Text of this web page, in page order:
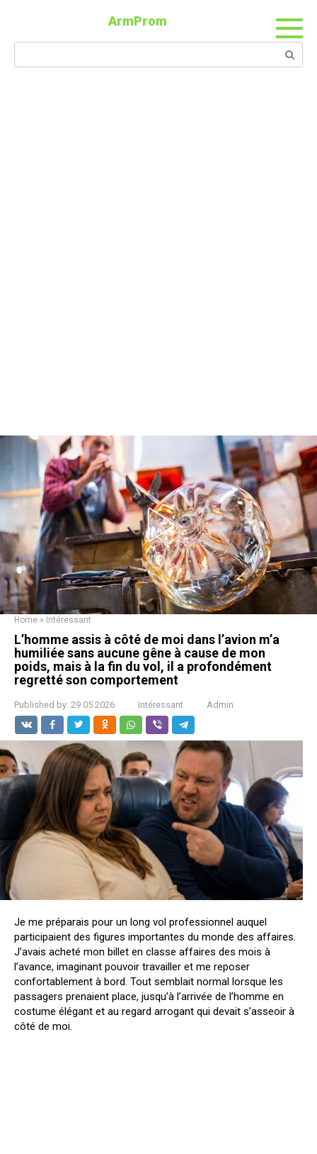
ArmProm
Home » Intéressant
L’homme assis à côté de moi dans l’avion m’a
humiliée sans aucune gêne à cause de mon
poids, mais à la fin du vol, il a profondément
regretté son comportement
Published by: 29.05.2026 Intéressant Admin
Je me préparais pour un long vol professionnel auquel
participaient des figures importantes du monde des affaires.
J’avais acheté mon billet en classe affaires des mois à
l’avance, imaginant pouvoir travailler et me reposer
confortablement à bord. Tout semblait normal lorsque les
passagers prenaient place, jusqu’à l’arrivée de l’homme en
costume élégant et au regard arrogant qui devait s’asseoir à
côté de moi.